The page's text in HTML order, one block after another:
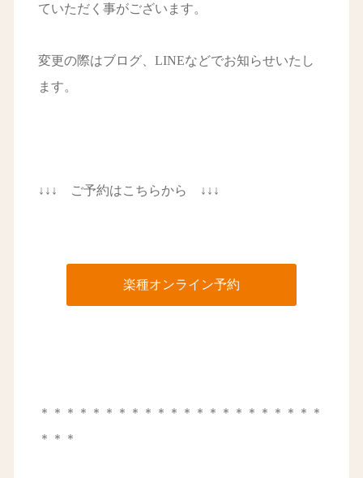
ていただく事がございます。
変更の際はブログ、LINEなどでお知らせいたし
ます。
↓↓↓ ご予約はこちらから ↓↓↓
楽種オンライン予約
＊＊＊＊＊＊＊＊＊＊＊＊＊＊＊＊＊＊＊＊＊＊
＊＊＊